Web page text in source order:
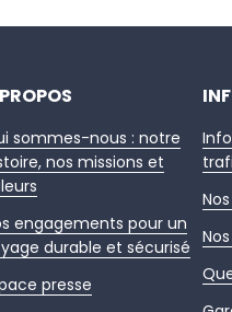
sommes-nous : notre
nos missions et
engagements pour un
durable et sécurisé
presse